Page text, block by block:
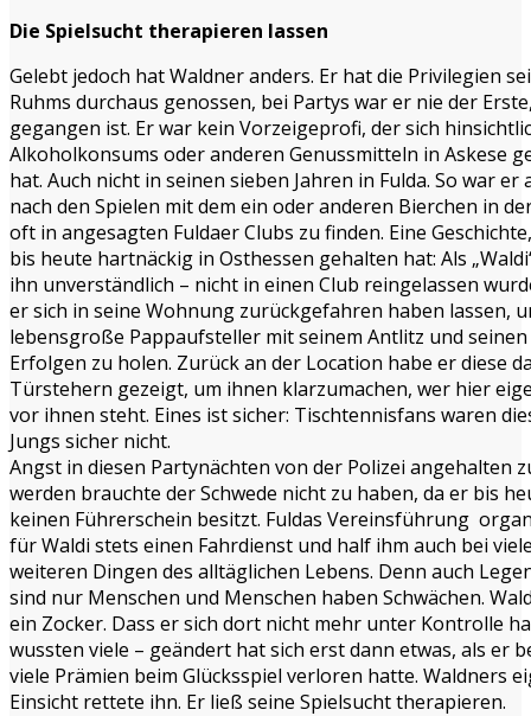
Die Spielsucht therapieren lassen
Gelebt jedoch hat Waldner anders. Er hat die Privilegien
Ruhms durchaus genossen, bei Partys war er nie der
gegangen ist. Er war kein Vorzeigeprofi, der sich
Alkoholkonsums oder anderen Genussmitteln in Askese
hat. Auch nicht in seinen sieben Jahren in Fulda. So war er
nach den Spielen mit dem ein oder anderen Bierchen in
oft in angesagten Fuldaer Clubs zu finden. Eine
bis heute hartnäckig in Osthessen gehalten hat: Als
ihn unverständlich – nicht in einen Club reingelassen
er sich in seine Wohnung zurückgefahren haben lassen,
lebensgroße Pappaufsteller mit seinem Antlitz und seinen
Erfolgen zu holen. Zurück an der Location habe er diese
Türstehern gezeigt, um ihnen klarzumachen, wer hier
vor ihnen steht. Eines ist sicher: Tischtennisfans waren
Jungs sicher nicht.
Angst in diesen Partynächten von der Polizei angehalten
werden brauchte der Schwede nicht zu haben, da er bis
keinen Führerschein besitzt. Fuldas Vereinsführung
für Waldi stets einen Fahrdienst und half ihm auch bei
weiteren Dingen des alltäglichen Lebens. Denn auch
sind nur Menschen und Menschen haben Schwächen.
ein Zocker. Dass er sich dort nicht mehr unter Kontrolle
wussten viele – geändert hat sich erst dann etwas, als er
viele Prämien beim Glücksspiel verloren hatte. Waldners
Einsicht rettete ihn. Er ließ seine Spielsucht therapieren.